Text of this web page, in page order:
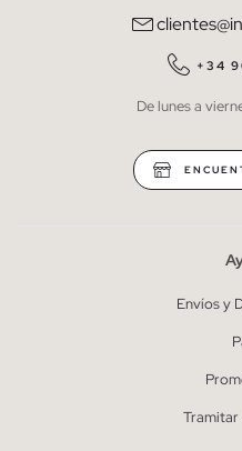
QUIERO
* Puedes cancelar la
+34
De lunes a
Envíos y